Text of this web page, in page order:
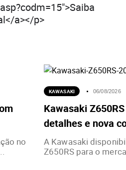
a></p>
no
KAWASAKI 06/08/2026
Kawasaki
detalhes e nova
A Kawasaki
Z650RS para o